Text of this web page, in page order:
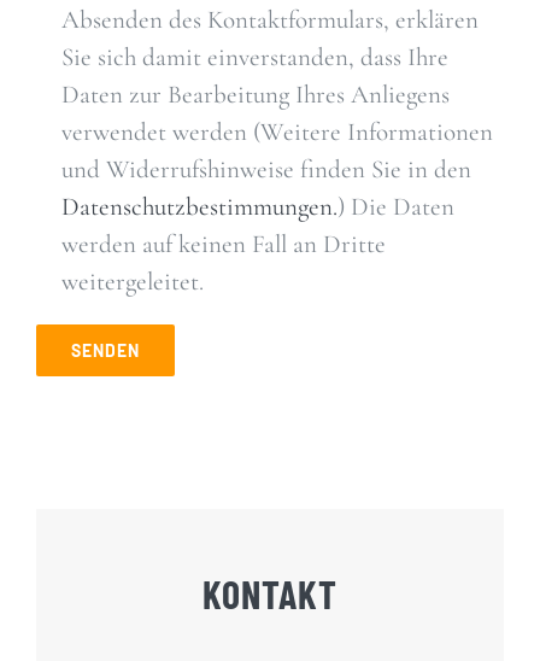
Absenden des Kontaktformulars, erklären
Sie sich damit einverstanden, dass Ihre
Daten zur Bearbeitung Ihres Anliegens
verwendet werden (Weitere Informationen
und Widerrufshinweise finden Sie in den
Datenschutzbestimmungen.) Die Daten
werden auf keinen Fall an Dritte
weitergeleitet.
KONTAKT